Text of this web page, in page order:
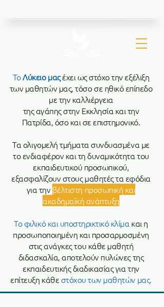
ΤοΛύκειο μαςέχει ως στόχο την εξέλιξη
των μαθητών μας, τόσο σε ηθικό επίπεδο
με την καλλιέργεια
της αγάπης στην Εκκλησία και την
Πατρίδα, όσο και σε επιστημονικό.
Τα ολιγομελή τμήματα συνδυασμένα με
το ενδιαφέρον και τη δυναμικότητα του
εκπαιδευτικού προσωπικού,
εξασφαλίζουν στους μαθητές τα εφόδια
για τηνβέλτιστη προσωπική και
ακαδημαϊκή ανάπτυξη
Το φιλικό και υποστηρικτικό κλίμα και η
προσωποποιημένη και προσαρμοσμένη
στις ανάγκες του κάθε μαθητή
διδασκαλία, αποτελούν πυλώνες της
εκπαιδευτικής διαδικασίας για την
επίτευξη κάθεστόχου των μαθητών μας.